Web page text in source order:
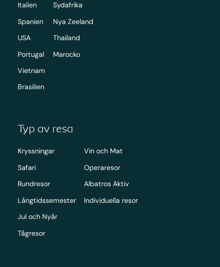
Italien
Spanien
USA
Portugal
Vietnam
Brasilien
Sydafrika
Nya Zeeland
Thailand
Marocko
Typ av resa
Kryssningar
Safari
Rundresor
Långtidssemester
Jul och Nyår
Tågresor
Vin och Mat
Operaresor
Albatros Aktiv
Individuella resor